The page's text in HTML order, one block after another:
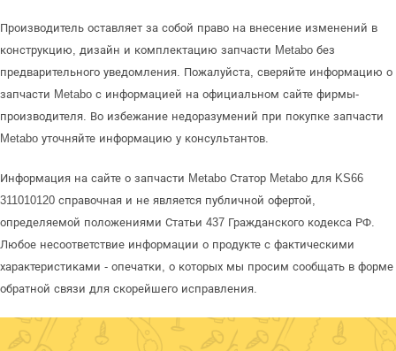
Производитель оставляет за собой право на внесение изменений в
конструкцию, дизайн и комплектацию запчасти Metabo без
предварительного уведомления. Пожалуйста, сверяйте информацию о
запчасти Metabo с информацией на официальном сайте фирмы-
производителя. Во избежание недоразумений при покупке запчасти
Metabo уточняйте информацию у консультантов.
Информация на сайте о запчасти Metabo Статор Metabo для KS66
311010120 справочная и не является публичной офертой,
определяемой положениями Статьи 437 Гражданского кодекса РФ.
Любое несоответствие информации о продукте с фактическими
характеристиками - опечатки, о которых мы просим сообщать в форме
обратной связи для скорейшего исправления.